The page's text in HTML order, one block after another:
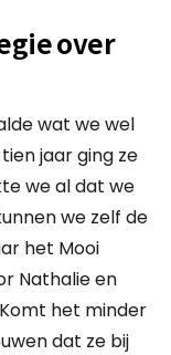
over
wat we wel
jaar ging ze
we al dat we
we zelf de
het Mooi
Nathalie en
het minder
dat ze bij